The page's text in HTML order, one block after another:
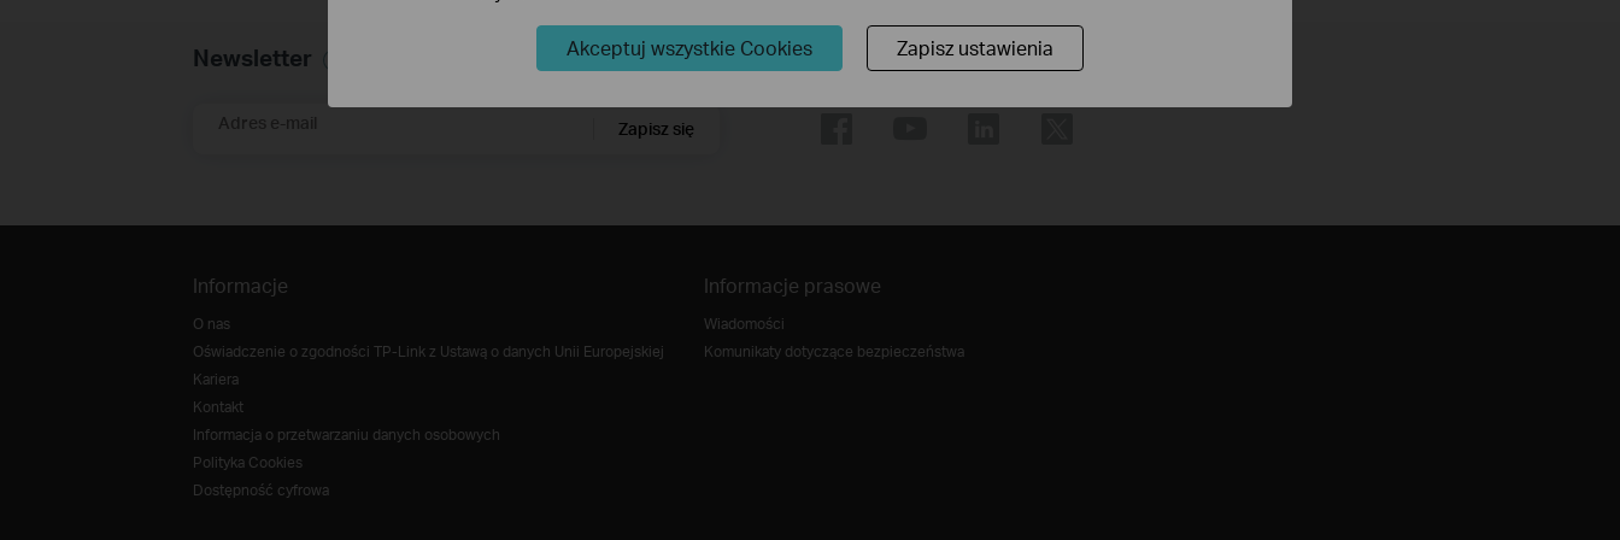
Newsletter
Adres e-mail Zapisz się
Znajdź nas
Informacje
O nas
Oświadczenie o zgodności TP-Link z Ustawą o danych Unii Europejskiej
Kariera
Kontakt
Informacja o przetwarzaniu danych osobowych
Polityka Cookies
Dostępność cyfrowa
Informacje prasowe
Wiadomości
Komunikaty dotyczące bezpieczeństwa
Akceptuj wszystkie Cookies Zapisz ustawienia